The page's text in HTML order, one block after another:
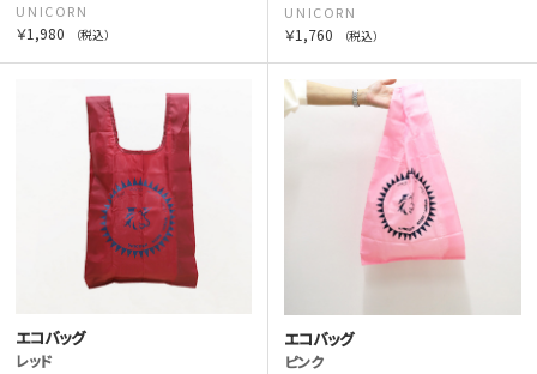
UNICORN
￥1,980 （税込）
UNICORN
￥1,760 （税込）
エコバッグ
レッド
エコバッグ
ピンク